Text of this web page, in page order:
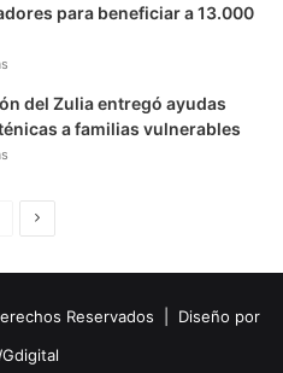
para beneficiar a 13.000
del Zulia entregó ayudas
a familias vulnerables
u
i
Reservados | Diseño por